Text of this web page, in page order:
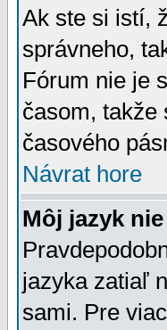
Ak ste si istí,
správneho,
Fórum nie je
časom, takže
časového
Návrat hore
Môj jazyk
jazyka zatiaľ
sami. Pre